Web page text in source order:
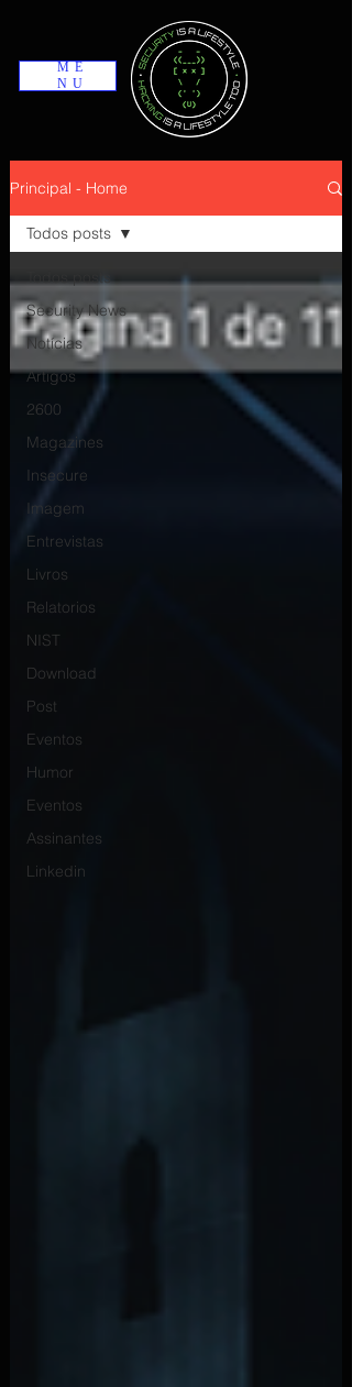
ME
NU
Principal - Home
Todos posts
Security News
Notícias
Artigos
2600
Magazines
Insecure
Imagem
Entrevistas
Livros
Relatorios
NIST
Download
Post
Eventos
Humor
Eventos
Assinantes
Linkedin
Todos posts